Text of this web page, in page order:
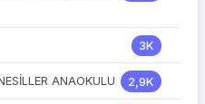
3K
ANAOKULU 2,9K